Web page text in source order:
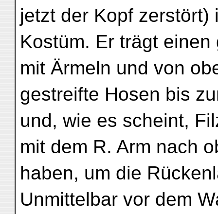
jetzt der Kopf zerstört)
Kostüm. Er trägt
mit Ärmeln und von
gestreifte Hosen bis
und, wie es scheint,
mit dem R. Arm nach
haben, um die
Unmittelbar vor dem